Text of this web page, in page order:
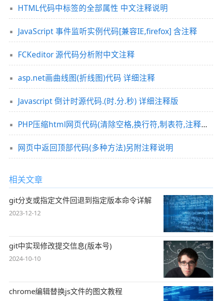
HTML代码中标签的全部属性 中文注释说明
JavaScript 事件监听实例代码[兼容IE,firefox] 含注释
FCKeditor 源代码分析附中文注释
asp.net画曲线图(折线图)代码 详细注释
Javascript 倒计时源代码.(时.分.秒) 详细注释版
PHP压缩html网页代码(清除空格,换行符,制表符,注释标记)
网页中返回顶部代码(多种方法)另附注释说明
相关文章
git分支或指定文件回退到指定版本命令详解
2023-12-12
git中实现修改提交信息(版本号)
2024-10-10
chrome编辑替换js文件的图文教程